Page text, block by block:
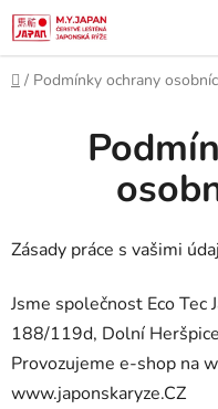
Skip
to
content
Home
/ Podmínky ochrany
Zásady práce s vašimi
Jsme společnost Eco Tec
188/119d, Dolní
Provozujeme e-shop na
www.japonskaryze.CZ